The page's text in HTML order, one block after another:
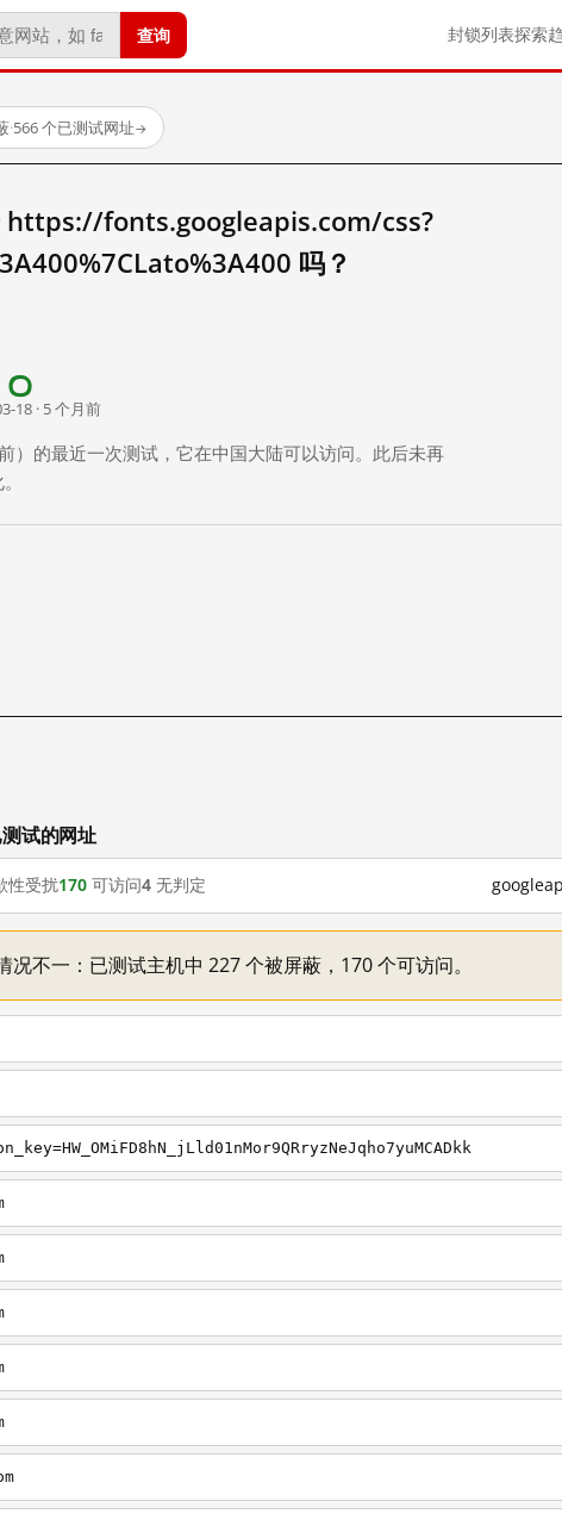
查询 封锁列表探索
·566 个已测试网址→
https://fonts.googleapis.com/css?
吗？
18 · 5 个月前
）的最近一次测试，它在中国大陆可以访问。此后未再
试的网址
性受扰170 可访问4 无判定
不一：已测试主机中 227 个被屏蔽，170 个可访问。